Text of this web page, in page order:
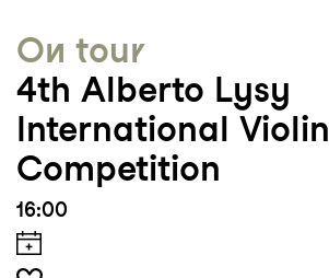
On tour
4th Alberto Lysy
International Violin
Competition
16:00